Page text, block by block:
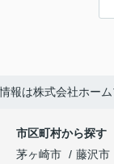
数料が
ホーム
てくれ
報は株式会社ホー
市区町村から探す
茅ヶ崎市
藤沢市